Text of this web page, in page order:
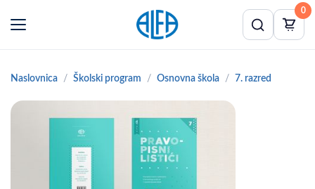
0
Naslovnica Školski program Osnovna škola 7. razred